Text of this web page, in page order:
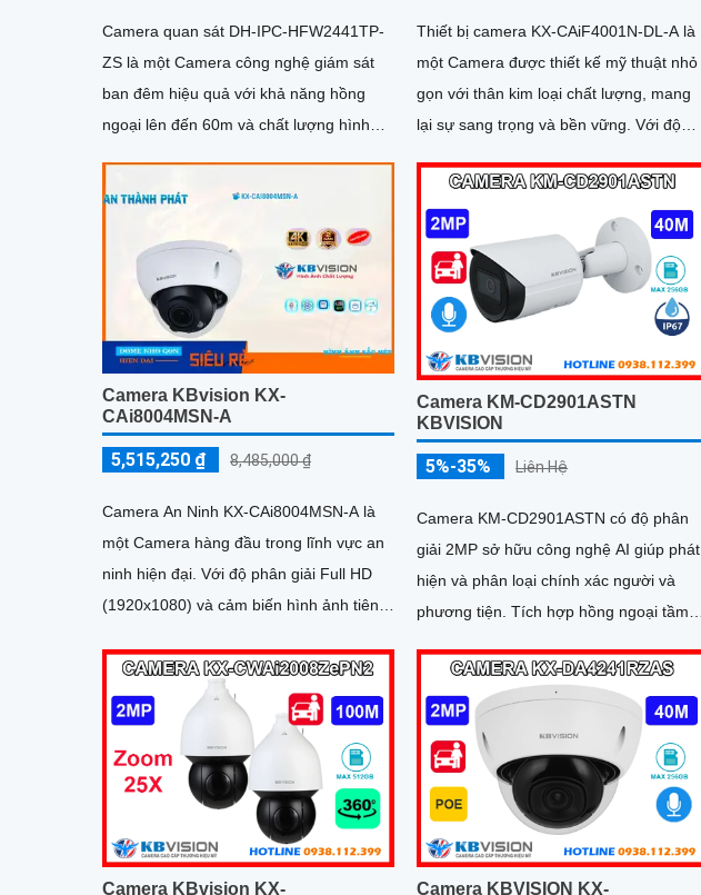
Camera quan sát DH-IPC-HFW2441TP-
ZS là một Camera công nghệ giám sát
ban đêm hiệu quả với khả năng hồng
ngoại lên đến 60m và chất lượng hình
Thiết bị camera KX-CAiF4001N-DL-A là
một Camera được thiết kế mỹ thuật nhỏ
gọn với thân kim loại chất lượng, mang
lại sự sang trọng và bền vững. Với độ
ảnh rõ nét và chi tiết
Camera KBvision KX-
CAi8004MSN-A
5,515,250 ₫ 8,485,000 ₫
Camera An Ninh KX-CAi8004MSN-A là
một Camera hàng đầu trong lĩnh vực an
ninh hiện đại. Với độ phân giải Full HD
(1920x1080) và cảm biến hình ảnh tiên
nét và rõ ràng
Camera KM-CD2901ASTN
KBVISION
5%-35% Liên Hệ
Camera KM-CD2901ASTN có độ phân
giải 2MP sở hữu công nghệ AI giúp phát
hiện và phân loại chính xác người và
phương tiện. Tích hợp hồng ngoại tầm
và đạt chuẩn IP67, IK10, đảm bảo hoạt
động bền bỉ trong mọi điều kiện môi
Camera KBvision KX- Camera KBVISION KX-